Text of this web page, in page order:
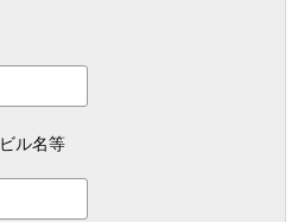
ビル名等